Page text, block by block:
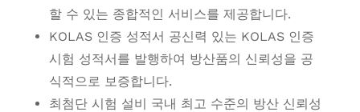
할 수 있는 종합적인 서비스를 제공합니다.
KOLAS 인증 성적서 공신력 있는 KOLAS 인증
시험 성적서를 발행하여 방산품의 신뢰성을 공
식적으로 보증합니다.
최첨단 시험 설비 국내 최고 수준의 방산 신뢰성